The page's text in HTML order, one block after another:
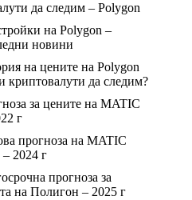
да следим – Рolygon
на Polygon –
новини
на цените на Polygon
криптовалути да следим?
за цените на MATIC
г
прогноза на MATIC
– 2024 г
прогноза за
на Полигон – 2025 г